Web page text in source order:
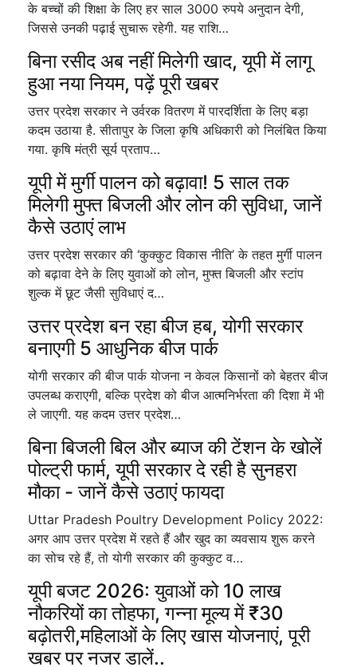
के बच्चों की शिक्षा के लिए हर साल 3000 रुपये अनुदान देगी,
जिससे उनकी पढ़ाई सुचारू रहेगी. यह राशि…
बिना रसीद अब नहीं मिलेगी खाद, यूपी में लागू
हुआ नया नियम, पढ़ें पूरी खबर
उत्तर प्रदेश सरकार ने उर्वरक वितरण में पारदर्शिता के लिए बड़ा
कदम उठाया है. सीतापुर के जिला कृषि अधिकारी को निलंबित किया
गया. कृषि मंत्री सूर्य प्रताप…
यूपी में मुर्गी पालन को बढ़ावा! 5 साल तक
मिलेगी मुफ्त बिजली और लोन की सुविधा, जानें
कैसे उठाएं लाभ
उत्तर प्रदेश सरकार की ‘कुक्कुट विकास नीति’ के तहत मुर्गी पालन
को बढ़ावा देने के लिए युवाओं को लोन, मुफ्त बिजली और स्टांप
शुल्क में छूट जैसी सुविधाएं द…
उत्तर प्रदेश बन रहा बीज हब, योगी सरकार
बनाएगी 5 आधुनिक बीज पार्क
योगी सरकार की बीज पार्क योजना न केवल किसानों को बेहतर बीज
उपलब्ध कराएगी, बल्कि प्रदेश को बीज आत्मनिर्भरता की दिशा में भी
ले जाएगी. यह कदम उत्तर प्रदेश…
बिना बिजली बिल और ब्याज की टेंशन के खोलें
पोल्ट्री फार्म, यूपी सरकार दे रही है सुनहरा
मौका - जानें कैसे उठाएं फायदा
Uttar Pradesh Poultry Development Policy 2022:
अगर आप उत्तर प्रदेश में रहते हैं और खुद का व्यवसाय शुरू करने
का सोच रहे हैं, तो योगी सरकार की कुक्कुट व…
यूपी बजट 2026: युवाओं को 10 लाख
नौकरियों का तोहफा, गन्ना मूल्य में ₹30
बढ़ोतरी,महिलाओं के लिए खास योजनाएं, पूरी
खबर पर नजर डालें..